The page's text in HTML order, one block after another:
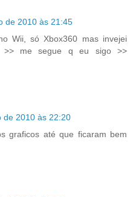
de 2010 às 21:45
Wii, só Xbox360 mas invejei
>> me segue q eu sigo >>
de 2010 às 22:20
graficos até que ficaram bem